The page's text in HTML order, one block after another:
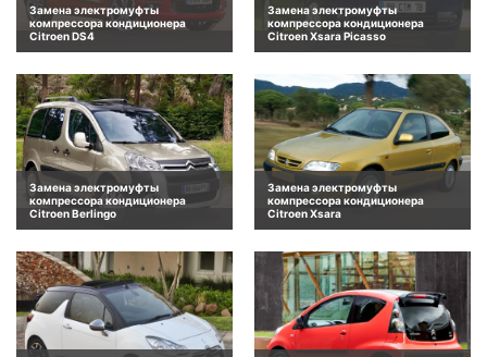
Замена электромуфты
компрессора кондиционера
Citroen DS4
Замена электромуфты
компрессора кондиционера
Citroen Xsara Picasso
Замена электромуфты
компрессора кондиционера
Citroen Berlingo
Замена электромуфты
компрессора кондиционера
Citroen Xsara